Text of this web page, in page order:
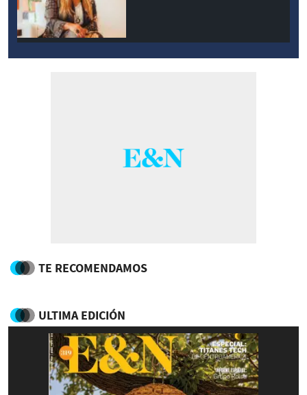
TE RECOMENDAMOS
ULTIMA EDICIÓN